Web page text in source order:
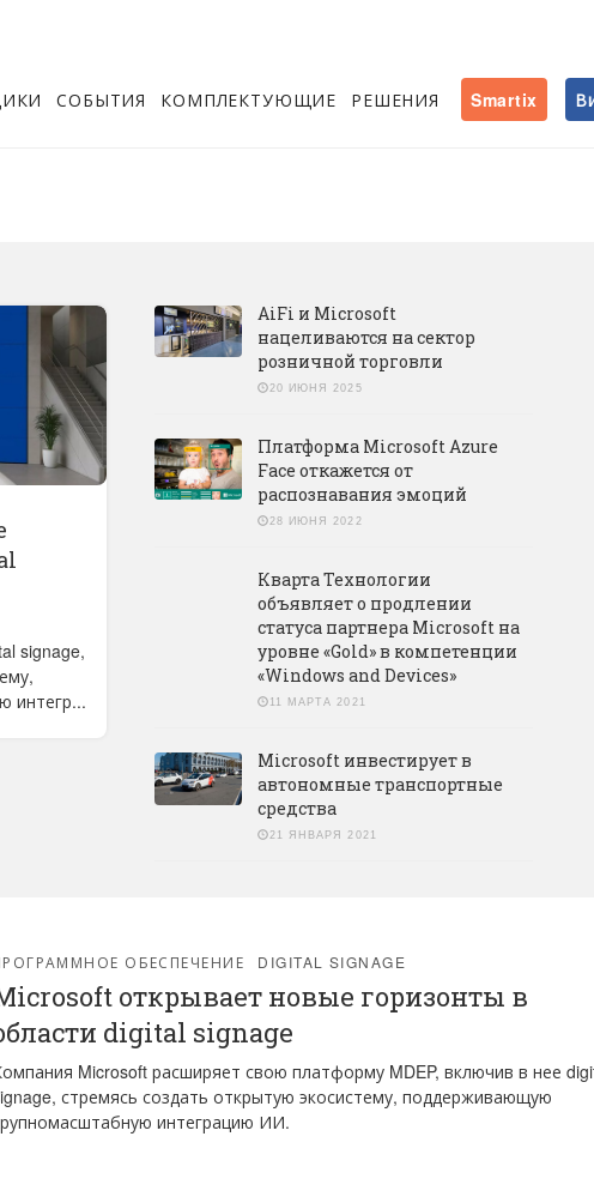
СОБЫТИЯ КОМПЛЕКТУЮЩИЕ РЕШЕНИЯ Smartix
signage,
интегр...
AiFi и Microsoft
нацеливаются на сектор
розничной торговли
20 ИЮНЯ 2025
Платформа Microsoft Azure
Face откажется от
распознавания эмоций
28 ИЮНЯ 2022
Кварта Технологии
объявляет о продлении
статуса партнера Microsoft на
уровне «Gold» в компетенции
«Windows and Devices»
11 МАРТА 2021
Microsoft инвестирует в
автономные транспортные
средства
21 ЯНВАРЯ 2021
ОБЕСПЕЧЕНИЕ DIGITAL SIGNAGE
открывает новые горизонты в
digital signage
Microsoft расширяет свою платформу MDEP, включив в нее
стремясь создать открытую экосистему, поддерживающую
интеграцию ИИ.